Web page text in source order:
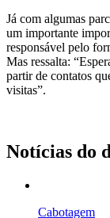
Já com algumas
um importante
responsável pelo
Mas ressalta:
partir de contatos
visitas”.
Notícias do
Cabotagem